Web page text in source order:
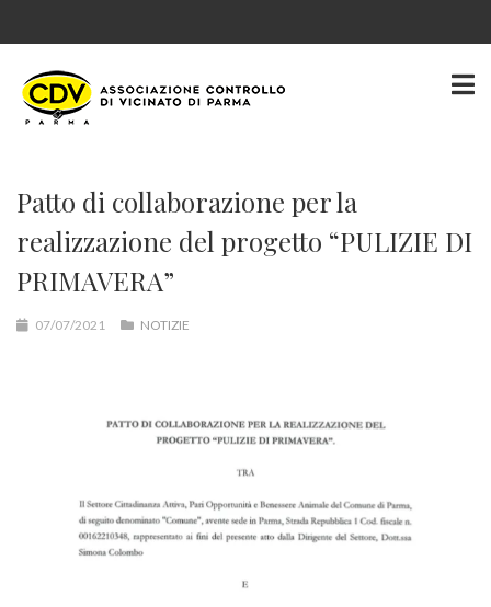
Patto di collaborazione per la
realizzazione del progetto “PULIZIE DI
PRIMAVERA”
07/07/2021 NOTIZIE